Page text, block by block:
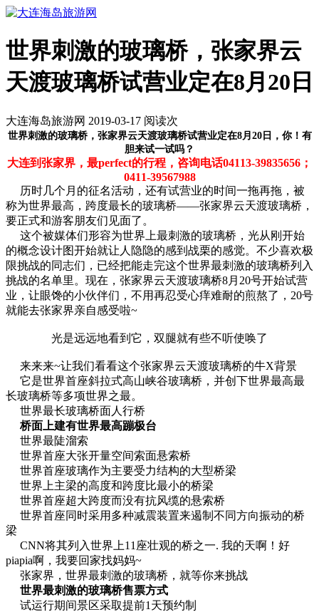
世界刺激的玻璃桥，张家界云
天渡玻璃桥试营业定在8月20日
大连海岛旅游网 2019-03-17 阅读次
世界刺激的玻璃桥，张家界云天渡玻璃桥试营业定在8月20日，你！有
胆来试一试吗？
大连到张家界，最perfect的行程，咨询电话04113-39835656 ；
0411-39567988
历时几个月的征名活动，还有试营业的时间一拖再拖，被
称为世界最高，跨度最长的玻璃桥——张家界云天渡玻璃桥，
要正式和游客朋友们见面了。
这个被媒体们形容为世界上最刺激的玻璃桥，光从刚开始
的概念设计图开始就让人隐隐的感到战栗的感觉。不少喜欢极
限挑战的同志们，已经把能走完这个世界最刺激的玻璃桥列入
挑战的名单里。现在，张家界云天渡玻璃桥8月20号开始试营
业，让眼馋的小伙伴们，不用再忍受心痒难耐的煎熬了，20号
就能去张家界亲自感受啦~
光是远远地看到它，双腿就有些不听使唤了
来来来~让我们看看这个张家界云天渡玻璃桥的牛X背景
它是世界首座斜拉式高山峡谷玻璃桥，并创下世界最高最
长玻璃桥等多项世界之最。
世界最长玻璃桥面人行桥
桥面上建有世界最高蹦极台
世界最陡溜索
世界首座大张开量空间索面悬索桥
世界首座玻璃作为主要受力结构的大型桥梁
世界上主梁的高度和跨度比最小的桥梁
世界首座超大跨度而没有抗风缆的悬索桥
世界首座同时采用多种减震装置来遏制不同方向振动的桥
梁
CNN将其列入世界上11座壮观的桥之一. 我的天啊！好
piapia啊，我要回家找妈妈~
张家界，世界最刺激的玻璃桥，就等你来挑战
世界最刺激的玻璃桥售票方式
试运行期间景区采取提前1天预约制